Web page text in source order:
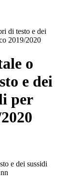
di testo e dei
2019/2020
o
e dei
per
e dei sussidi